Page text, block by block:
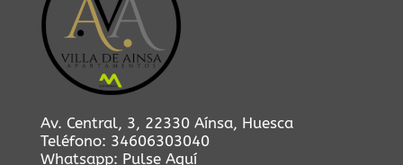
Av. Central, 3, 22330 Aínsa, Huesca
Teléfono: 34606303040
Whatsapp: Pulse Aquí